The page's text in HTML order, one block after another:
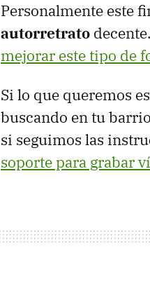
Personalmente este
autorretrato
mejorar este tipo de
Si lo que queremos
buscando en tu
si seguimos las
soporte para grabar